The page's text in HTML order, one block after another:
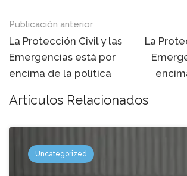
Mensaje
de
navegación
Publicación anterior
La Protección Civil y las
Emergencias está por
encima de la política
La
Artículos Relacionados
Uncategorized